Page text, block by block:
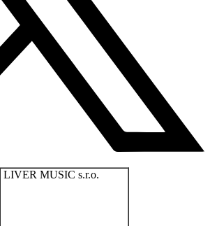
LIVER MUSIC s.r.o.